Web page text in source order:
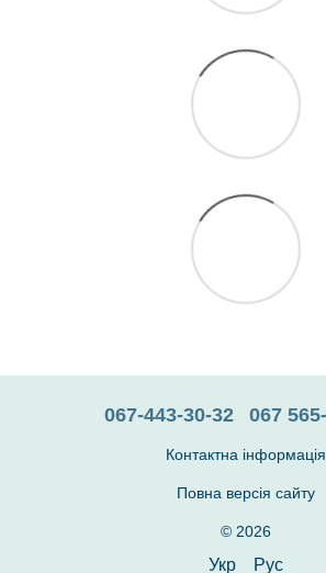
067-443-30-32 067
Контактна інформація
Повна версія сайту
© 2026
Укр Рус